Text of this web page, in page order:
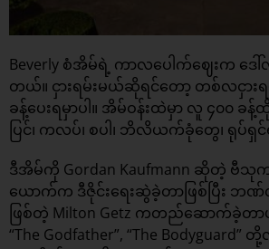
Beverly စံအိမ်ရဲ့ ကာလပေါက်ဈေးက ဒေါ်လ
တယ်။ ငှားရမ်းမယ်ဆိုရင်တော့ တစ်လငှားရ
ခန့်ပေးရမှာပါ။ အိမ်ဝန်းထဲမှာ လူ ၄၀၀ ခ
ပြင်၊ ကလပ်၊ စပါ၊ ဘိလိယက်ခုံတွေ၊ ရုပ်ရှ
ဒီအိမ်ကို Gordan Kaufmann ဆိုတဲ့ ဗီသု
ယောက်က ဒီဇိုင်းရေးဆွဲခဲ့တာဖြစ်ပြီး ဘဏ်
ဖြစ်တဲ့ Milton Getz ကတည်ဆောက်ခဲ့တာပ
“The Godfather”, “The